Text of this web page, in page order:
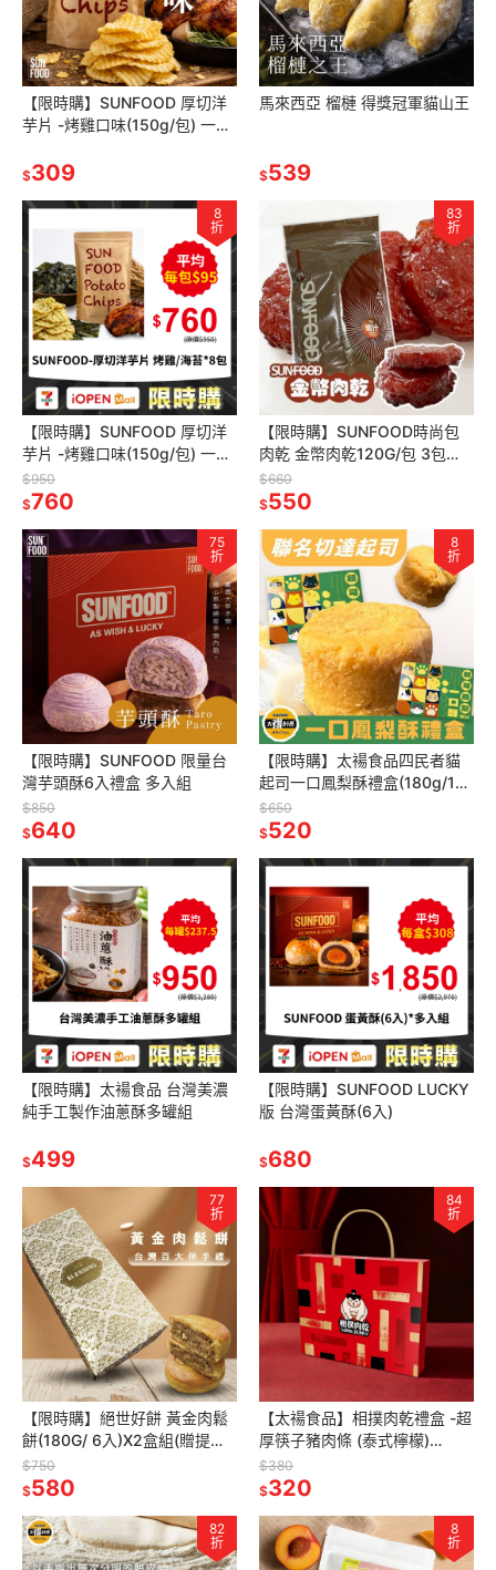
【限時購】SUNFOOD 厚切洋
芋片 -烤雞口味(150g/包) 一單
$309
馬來西亞 榴槤 得獎冠軍貓山王
$539
8
折
【限時購】SUNFOOD 厚切洋
芋片 -烤雞口味(150g/包) 一單
限8包 超過8包請拆單
$950
$760
83
折
【限時購】SUNFOOD時尚包
肉乾 金幣肉乾120G/包 3包
組/6包組
$660
$550
75
折
【限時購】SUNFOOD 限量台
灣芋頭酥6入禮盒 多入組
$850
$640
8
折
【限時購】太禓食品四民者貓
起司一口鳳梨酥禮盒(180g/12
入)
$650
$520
【限時購】太禓食品 台灣美濃
純手工製作油蔥酥多罐組
$499
【限時購】SUNFOOD LUCKY
版 台灣蛋黃酥(6入)
$680
77
折
【限時購】絕世好餅 黃金肉鬆
餅(180G/ 6入)X2盒組(贈提袋
1PCS)
$750
$580
84
折
【太禓食品】相撲肉乾禮盒 -超
厚筷子豬肉條 (泰式檸檬)
270g/盒
$380
$320
82
折
8
折